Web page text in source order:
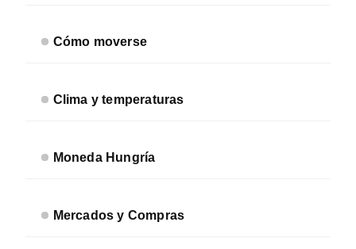
Cómo moverse
Clima y temperaturas
Moneda Hungría
Mercados y Compras